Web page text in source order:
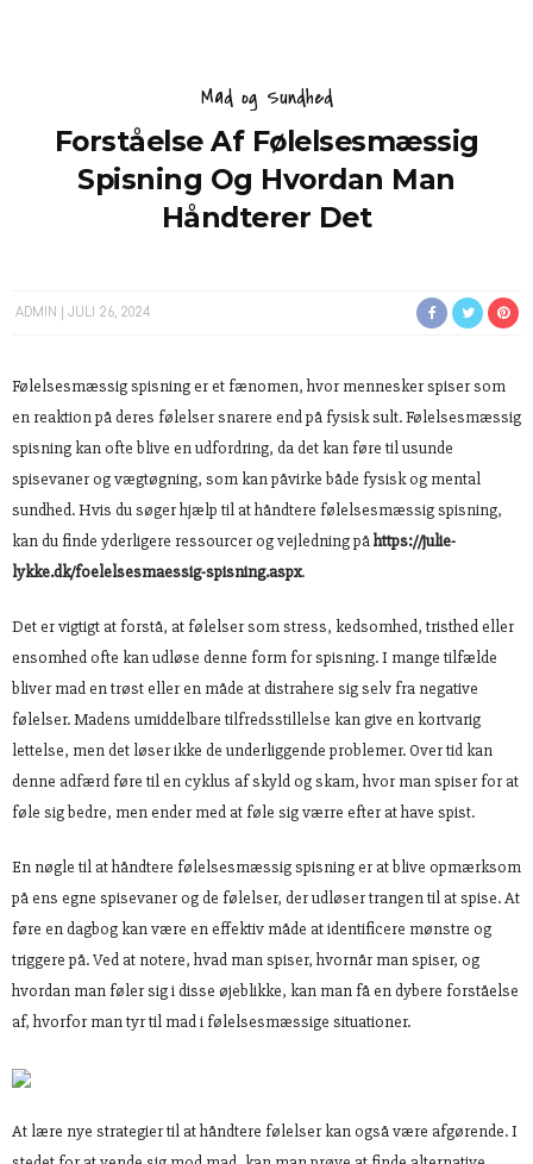
Mad og Sundhed
Forståelse Af Følelsesmæssig
Spisning Og Hvordan Man
Håndterer Det
ADMIN JULI 26, 2024
Følelsesmæssig spisning er et fænomen, hvor mennesker spiser som
en reaktion på deres følelser snarere end på fysisk sult. Følelsesmæssig
spisning kan ofte blive en udfordring, da det kan føre til usunde
spisevaner og vægtøgning, som kan påvirke både fysisk og mental
sundhed. Hvis du søger hjælp til at håndtere følelsesmæssig spisning,
kan du finde yderligere ressourcer og vejledning påhttps://julie-
lykke.dk/foelelsesmaessig-spisning.aspx.
Det er vigtigt at forstå, at følelser som stress, kedsomhed, tristhed eller
ensomhed ofte kan udløse denne form for spisning. I mange tilfælde
bliver mad en trøst eller en måde at distrahere sig selv fra negative
følelser. Madens umiddelbare tilfredsstillelse kan give en kortvarig
lettelse, men det løser ikke de underliggende problemer. Over tid kan
denne adfærd føre til en cyklus af skyld og skam, hvor man spiser for at
føle sig bedre, men ender med at føle sig værre efter at have spist.
En nøgle til at håndtere følelsesmæssig spisning er at blive opmærksom
på ens egne spisevaner og de følelser, der udløser trangen til at spise. At
føre en dagbog kan være en effektiv måde at identificere mønstre og
triggere på. Ved at notere, hvad man spiser, hvornår man spiser, og
hvordan man føler sig i disse øjeblikke, kan man få en dybere forståelse
af, hvorfor man tyr til mad i følelsesmæssige situationer.
At lære nye strategier til at håndtere følelser kan også være afgørende. I